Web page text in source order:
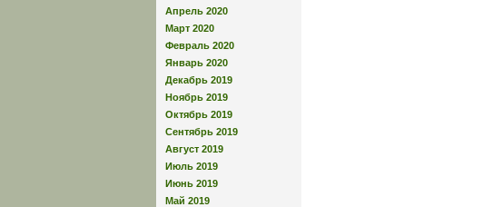
Апрель 2020
Март 2020
Февраль 2020
Январь 2020
Декабрь 2019
Ноябрь 2019
Октябрь 2019
Сентябрь 2019
Август 2019
Июль 2019
Июнь 2019
Май 2019